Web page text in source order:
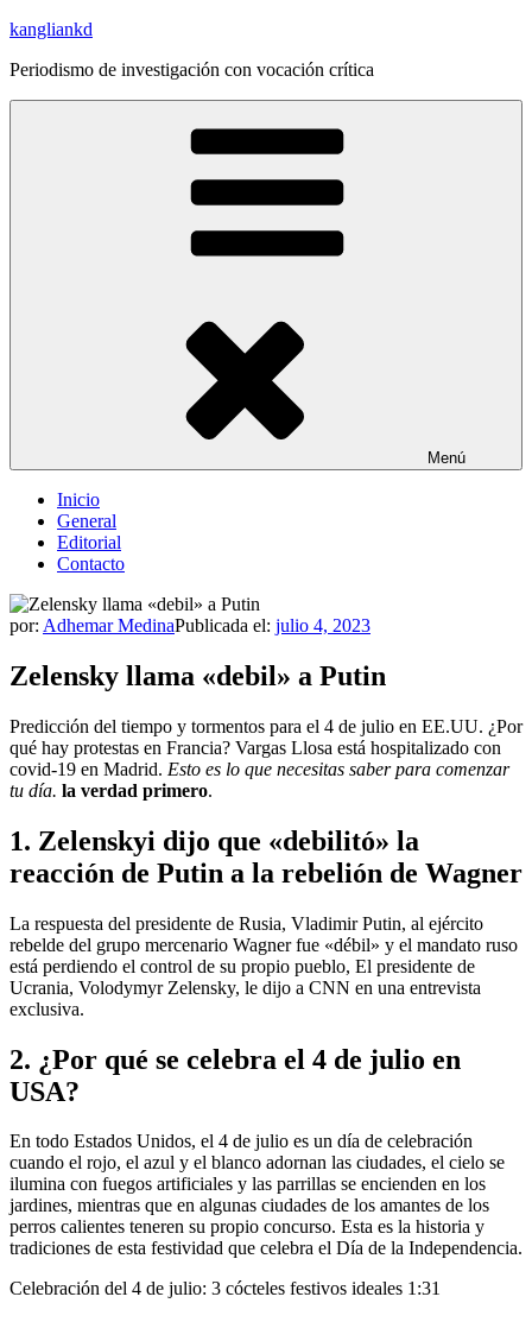
Saltar
contenido
kangliankd
Periodismo de investigación con vocación crítica
Menú
Inicio
General
Editorial
Contacto
por: Adhemar MedinaPublicada el: julio 4, 2023
Zelensky llama «debil» a Putin
Predicción del tiempo y tormentos para el 4 de julio en EE.UU. ¿Por
qué hay protestas en Francia? Vargas Llosa está hospitalizado con
covid-19 en Madrid. Esto es lo que necesitas saber para comenzar
tu día. la verdad primero.
1. Zelenskyi dijo que «debilitó» la
reacción de Putin a la rebelión de Wagner
La respuesta del presidente de Rusia, Vladimir Putin, al ejército
rebelde del grupo mercenario Wagner fue «débil» y el mandato ruso
está perdiendo el control de su propio pueblo, El presidente de
Ucrania, Volodymyr Zelensky, le dijo a CNN en una entrevista
exclusiva.
2. ¿Por qué se celebra el 4 de julio en
USA?
En todo Estados Unidos, el 4 de julio es un día de celebración
cuando el rojo, el azul y el blanco adornan las ciudades, el cielo se
ilumina con fuegos artificiales y las parrillas se encienden en los
jardines, mientras que en algunas ciudades de los amantes de los
perros calientes teneren su propio concurso. Esta es la historia y
tradiciones de esta festividad que celebra el Día de la Independencia.
Celebración del 4 de julio: 3 cócteles festivos ideales 1:31